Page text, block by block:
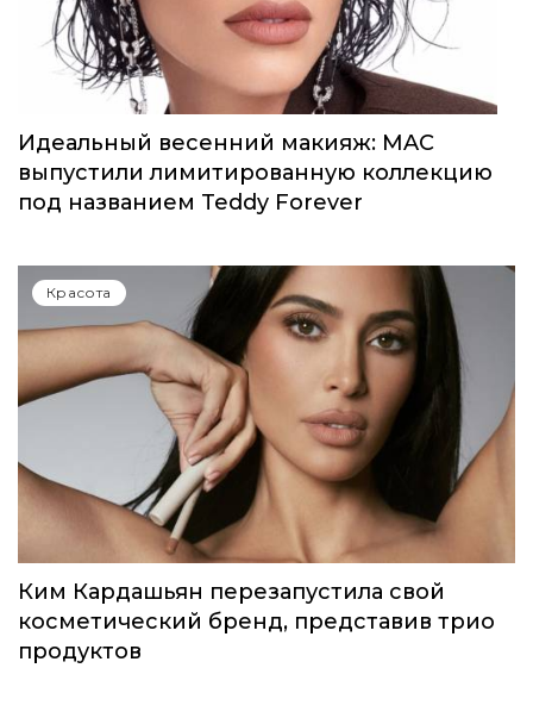
Идеальный весенний макияж: MAC
выпустили лимитированную коллекцию
под названием Teddy Forever
Красота
Ким Кардашьян перезапустила свой
косметический бренд, представив трио
продуктов